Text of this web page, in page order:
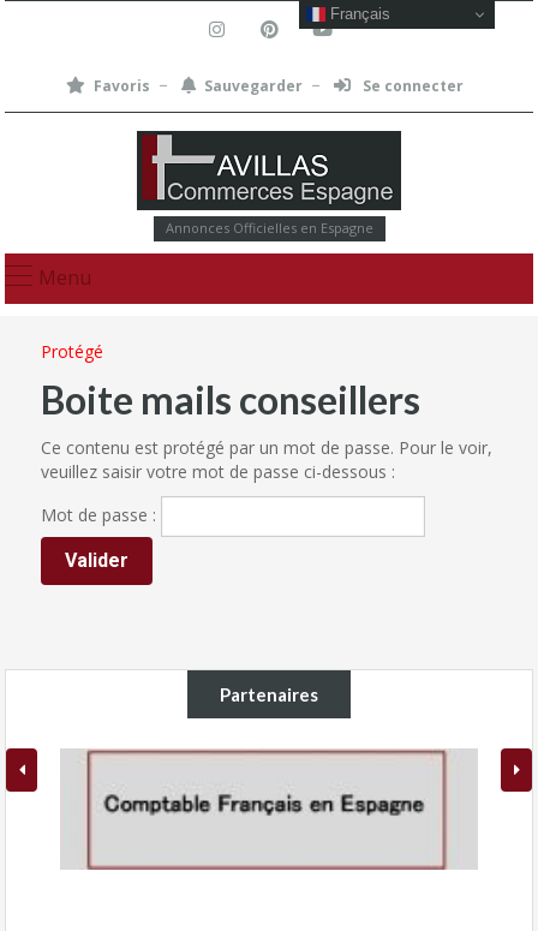
Favoris Sauvegarder Se connecter
Annonces Officielles en Espagne
Menu
Protégé
Boite mails conseillers
Ce contenu est protégé par un mot de passe. Pour le voir,
veuillez saisir votre mot de passe ci-dessous :
Mot de passe :
Partenaires
Français